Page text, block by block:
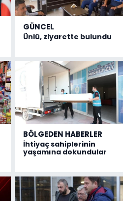
GÜNCEL
Ünlü, ziyarette bulundu
BÖLGEDEN HABERLER
İhtiyaç sahiplerinin
yaşamına dokundular